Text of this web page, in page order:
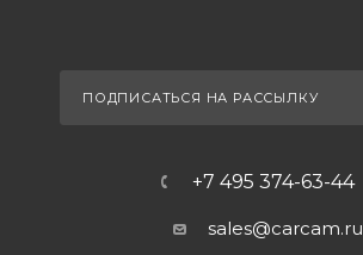
ПОДПИСАТЬСЯ НА РАССЫЛКУ
+7 495 374-63-44
sales@carcam.ru